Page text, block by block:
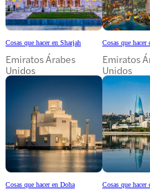
Cosas que hacer en Sharjah
Emiratos Árabes
Unidos
Cosas que hacer
Emiratos
Unidos
Cosas que hacer en Doha Cosas que hacer